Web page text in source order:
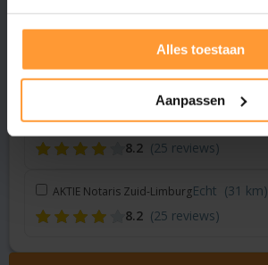
Alles toestaan
Aanpassen
9.2 (248 reviews)
Schop van de Weijer NotarissenKerkrade
8.9 (15 reviews)
Notariskantoor PiekEcht (27 km)
8.2 (25 reviews)
AKTIE Notaris Zuid-LimburgEcht (31 km)
8.2 (25 reviews)